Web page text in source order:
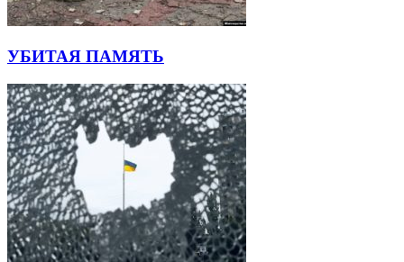
УБИТАЯ ПАМЯТЬ